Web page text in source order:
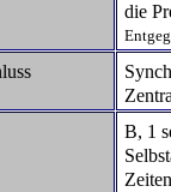
die
B, 1